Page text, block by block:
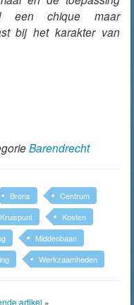
een chique maar
bij het karakter van
Barendrecht
Brons
Centrum
Kosten
Middenbaan
Werkzaamheden
artikel »